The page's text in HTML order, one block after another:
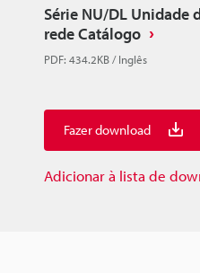
Série NU/DL Unidade
rede Catálogo
PDF: 434.2KB/Inglês
Fazer download
Adicionar à lista de